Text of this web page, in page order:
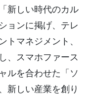
新しい時代のカル
ョンに掲げ、テレ
マネジメント、
、スマホファース
ルを合わせた「ソ
新しい産業を創り